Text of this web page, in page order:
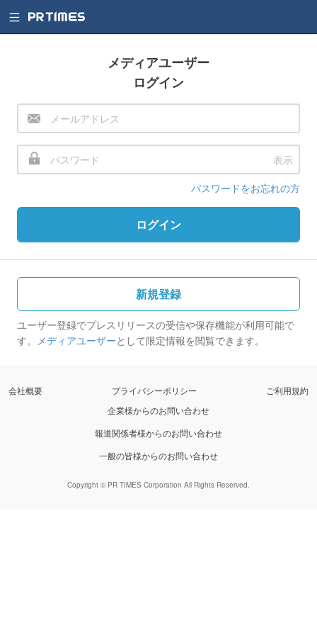
メディアユーザー
ログイン
表示
パスワードをお忘れの方
ログイン
新規登録
ユーザー登録でプレスリリースの受信や保存機能が利用可能で
す。 メディアユーザーとして限定情報を閲覧できます。
会社概要 プライバシーポリシー
ご利用規約
企業様からのお問い合わせ
報道関係者様からのお問い合わせ
一般の皆様からのお問い合わせ
Copyright © PR TIMES Corporation All Rights Reserved.